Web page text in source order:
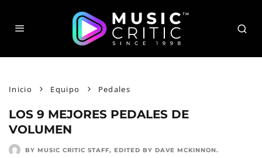
Inicio Equipo Pedales
LOS 9 MEJORES PEDALES DE
VOLUMEN
BY MUSIC CRITIC STAFF, EDITED BY DAVE MCKINNON.